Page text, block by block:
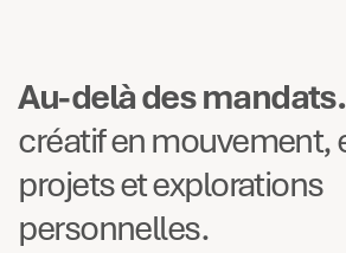
Au-delà des mandats.
créatif en mouvement,
projets et explorations
personnelles.